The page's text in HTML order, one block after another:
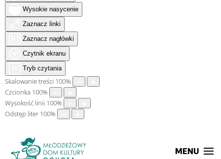
Wysokie nasycenie
Zaznacz linki
Zaznacz nagłówki
Czytnik ekranu
Tryb czytania
Skalowanie treści 100%
Czcionka 100%
Wysokość linii 100%
Odstęp liter 100%
MENU